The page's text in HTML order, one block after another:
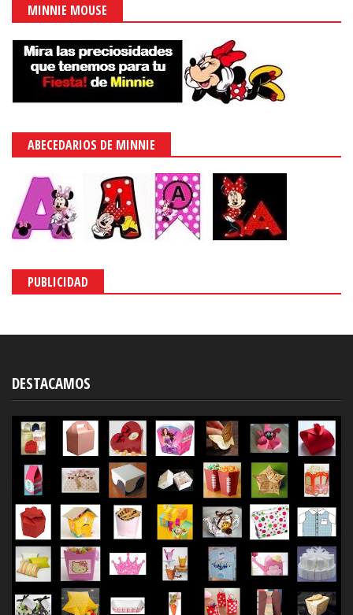
MINNIE MOUSE
ABECEDARIOS DE MINNIE
PUBLICIDAD
DESTACAMOS